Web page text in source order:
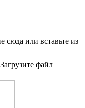
сюда или вставьте из
Загрузите файл